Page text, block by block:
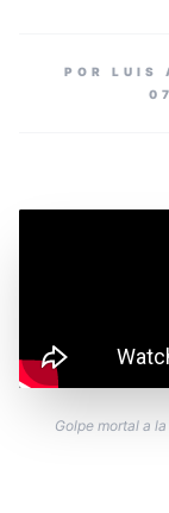
POR LUIS
Golpe mortal a